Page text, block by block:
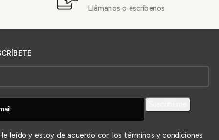
Llámanos o escríbenos
leído y estoy de acuerdo con los términos y condiciones